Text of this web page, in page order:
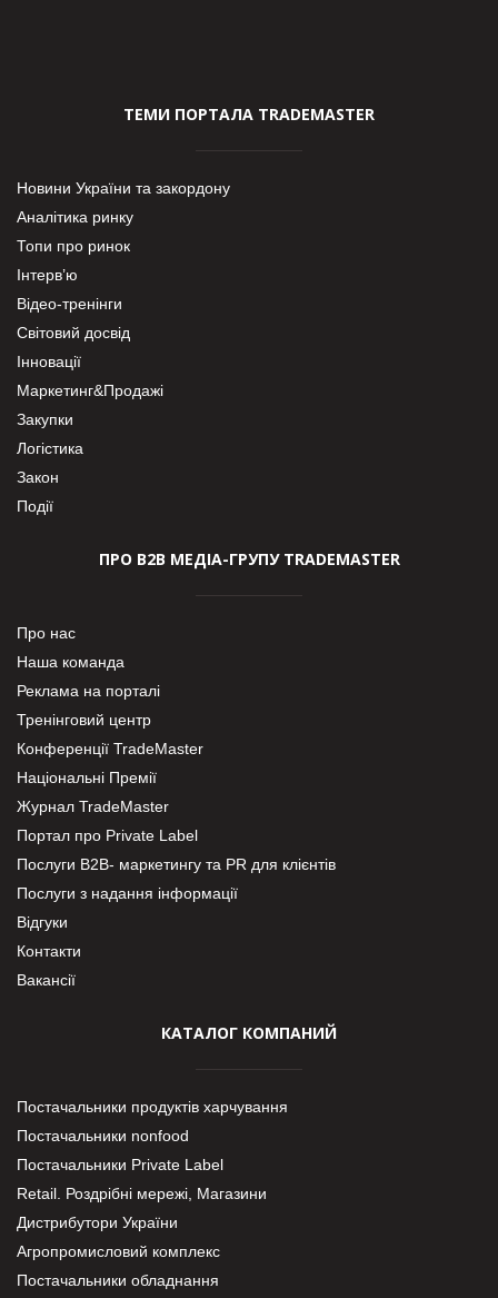
ТЕМИ ПОРТАЛА TRADEMASTER
Новини України та закордону
Аналітика ринку
Топи про ринок
Інтерв’ю
Відео-тренінги
Світовий досвід
Інновації
Маркетинг&Продажі
Закупки
Логістика
Закон
Події
ПРО В2В МЕДІА-ГРУПУ TRADEMASTER
Про нас
Наша команда
Реклама на порталі
Тренінговий центр
Конференції TradeMaster
Національні Премії
Журнал TradeMaster
Портал про Private Label
Послуги В2В- маркетингу та PR для клієнтів
Послуги з надання інформації
Відгуки
Контакти
Вакансії
КАТАЛОГ КОМПАНИЙ
Постачальники продуктів харчування
Постачальники nonfood
Постачальники Private Label
Retail. Роздрібні мережі, Магазини
Дистрибутори України
Агропромисловий комплекс
Постачальники обладнання